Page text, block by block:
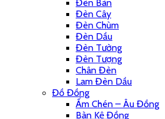
Đèn Bàn
Đèn Cây
Đèn Chùm
Đèn Dầu
Đèn Tường
Đèn Tượng
Chân Đèn
Lam Đèn Dầu
Đồ Đồng
Ấm Chén – Âu Đồng
Bàn Kệ Đồng